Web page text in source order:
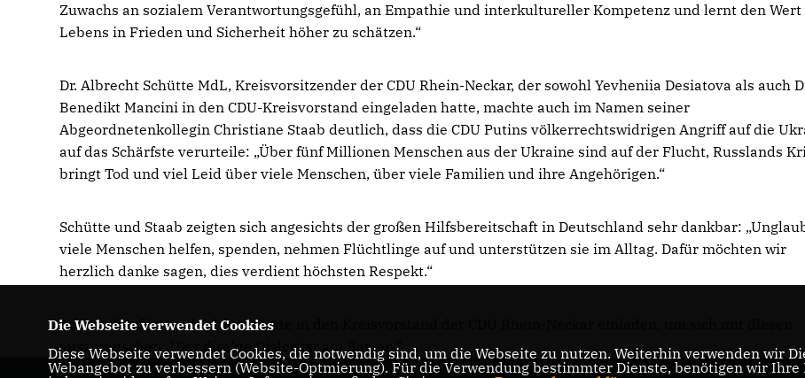
Zuwachs an sozialem Verantwortungsgefühl, an Empathie und interkultureller Kompetenz und lernt den Wert
Lebens in Frieden und Sicherheit höher zu schätzen.“
Dr. Albrecht Schütte MdL, Kreisvorsitzender der CDU Rhein-Neckar, der sowohl Yevheniia Desiatova als auch
Benedikt Mancini in den CDU-Kreisvorstand eingeladen hatte, machte auch im Namen seiner
Abgeordnetenkollegin Christiane Staab deutlich, dass die CDU Putins völkerrechtswidrigen Angriff auf die
auf das Schärfste verurteile: „Über fünf Millionen Menschen aus der Ukraine sind auf der Flucht, Russlands
bringt Tod und viel Leid über viele Menschen, über viele Familien und ihre Angehörigen.“
Schütte und Staab zeigten sich angesichts der großen Hilfsbereitschaft in Deutschland sehr dankbar:
viele Menschen helfen, spenden, nehmen Flüchtlinge auf und unterstützen sie im Alltag. Dafür möchten wir
herzlich danke sagen, dies verdient höchsten Respekt.“
Auch zukünftig wird Schütte Gäste in den Kreisvorstand der CDU Rhein-Neckar einladen, um sich mit diesen
auszutauschen: "Der direkte Dialog ist am Besten."
Die Webseite verwendet Cookies
Diese Webseite verwendet Cookies, die notwendig sind, um die Webseite zu nutzen. Weiterhin verwenden wir
Webangebot zu verbessern (Website-Optmierung). Für die Verwendung bestimmter Dienste, benötigen wir